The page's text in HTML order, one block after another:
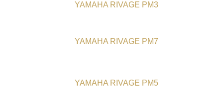
YAMAHA RIVAGE PM3
YAMAHA RIVAGE PM7
YAMAHA RIVAGE PM5